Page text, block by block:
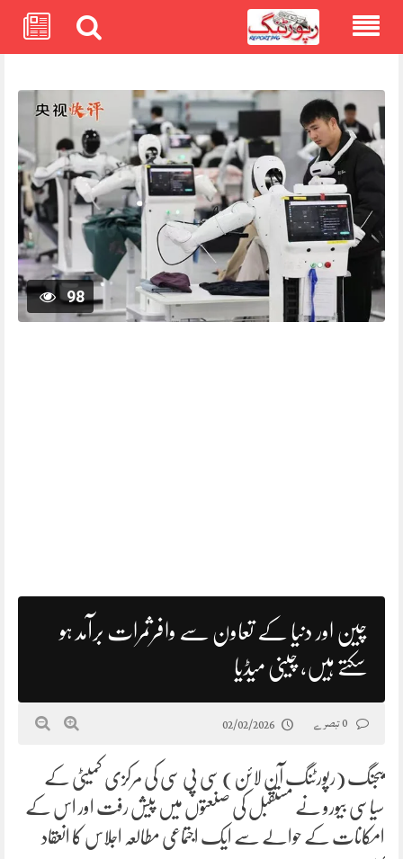
98
چین اور دنیا کے تعاون سے وافرثمرات برآمد ہو
سکتے ہیں، چینی میڈیا
02/02/2026
بیجنگ (رپورٹنگ آن لائن) سی پی سی کی مرکزی کمیٹی کے
سیاسی بیورو نے مستقبل کی صنعتوں میں پیش رفت اور اس کے
امکانات کے حوالے سے ایک اجتماعی مطالعہ اجلاس کا انعقاد